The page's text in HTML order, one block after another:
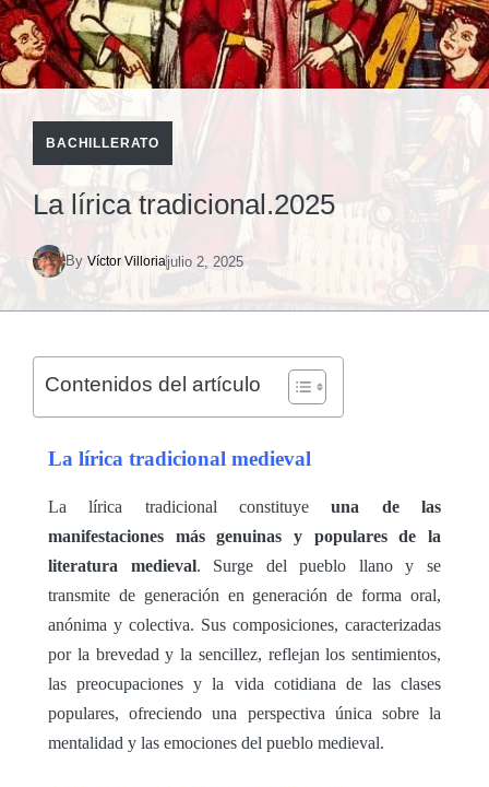
BACHILLERATO
La lírica tradicional.2025
By Víctor Villoriajulio 2, 2025
Contenidos del artículo
La lírica tradicional medieval
La lírica tradicional constituyeuna de las
manifestaciones más genuinas y populares de la
literatura medieval. Surge del pueblo llano y se
transmite de generación en generación de forma oral,
anónima y colectiva. Sus composiciones, caracterizadas
por la brevedad y la sencillez, reflejan los sentimientos,
las preocupaciones y la vida cotidiana de las clases
populares, ofreciendo una perspectiva única sobre la
mentalidad y las emociones del pueblo medieval.